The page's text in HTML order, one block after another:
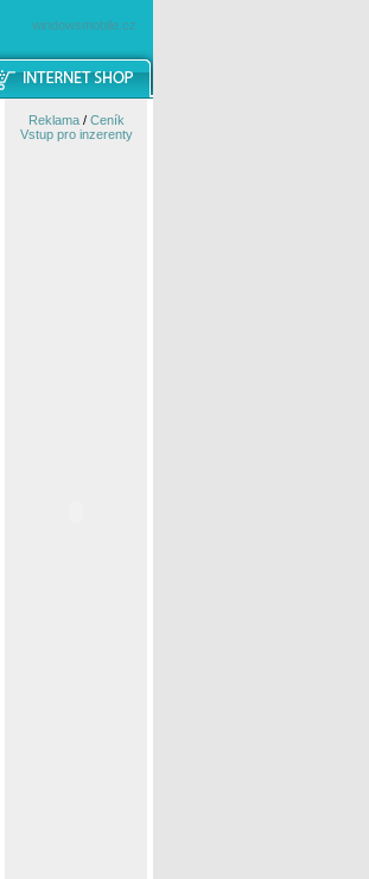
windowsmobile.cz
Reklama/ Ceník
Vstup pro inzerenty